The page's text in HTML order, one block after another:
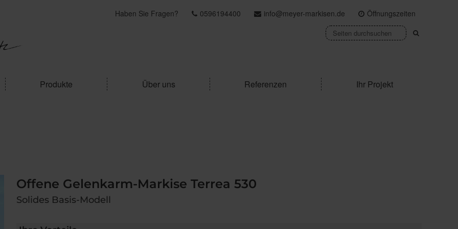
Haben Sie Fragen? 0596194400 info@meyer-markisen.de Öffnungszeiten
Produkte Über uns Referenzen Ihr Projekt
Offene Gelenkarm-Markise Terrea 530
Solides Basis-Modell